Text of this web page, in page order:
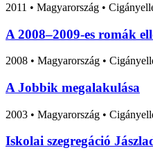
2011 • Magyarország •
A 2008–2009-es romák
2008 • Magyarország •
A Jobbik megalakulása
2003 • Magyarország •
Iskolai szegregáció